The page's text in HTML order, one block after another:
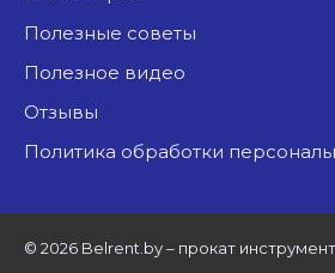
Полезные советы
Полезное видео
Отзывы
Политика обработки
© 2026 Belrent.by – прокат